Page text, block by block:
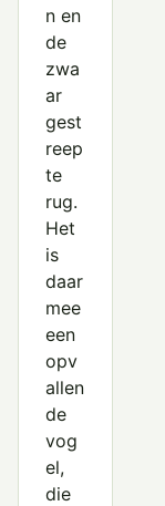
n en
de
zwa
ar
gest
reep
te
rug.
Het
is
daar
mee
een
opv
allen
de
vog
el,
die